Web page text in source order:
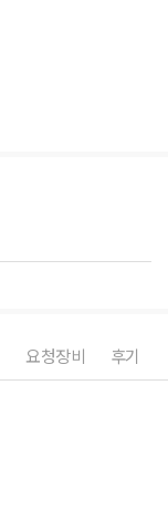
요청장비 후기